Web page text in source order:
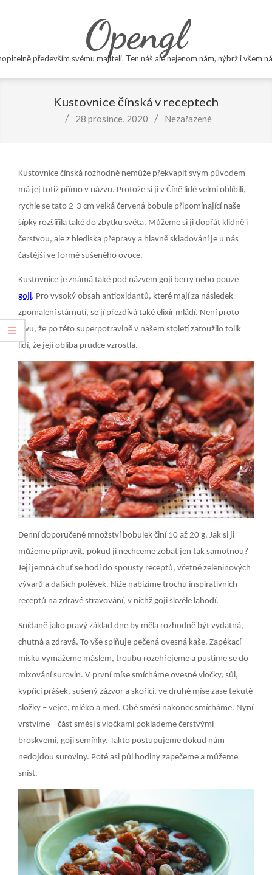
Opengl
především svému majiteli. Ten náš ale nejenom nám, nýbrž i všem
Kustovnice čínská v receptech
28 prosince, 2020 Nezařazené
Kustovnice čínská rozhodně nemůže překvapit svým původem –
má jej totiž přímo v názvu. Protože si ji v Číně lidé velmi oblíbili,
rychle se tato 2-3 cm velká červená bobule připomínající naše
šípky rozšířila také do zbytku světa. Můžeme si ji dopřát klidně i
čerstvou, ale z hlediska přepravy a hlavně skladování je u nás
častější ve formě sušeného ovoce.
Kustovnice je známá také pod názvem goji berry nebo pouze
goji. Pro vysoký obsah antioxidantů, které mají za následek
zpomalení stárnutí, se jí přezdívá také elixír mládí. Není proto
divu, že po této superpotravině v našem století zatoužilo tolik
lidí, že její obliba prudce vzrostla.
Denní doporučené množství bobulek činí 10 až 20 g. Jak si ji
můžeme připravit, pokud ji nechceme zobat jen tak samotnou?
Její jemná chuť se hodí do spousty receptů, včetně zeleninových
vývarů a dalších polévek. Níže nabízíme trochu inspirativních
receptů na zdravé stravování, v nichž goji skvěle lahodí.
Snídaně jako pravý základ dne by měla rozhodně být vydatná,
chutná a zdravá. To vše splňuje pečená ovesná kaše. Zapékací
misku vymažeme máslem, troubu rozehřejeme a pustíme se do
mixování surovin. V první míse smícháme ovesné vločky, sůl,
kypřící prášek, sušený zázvor a skořici, ve druhé míse zase tekuté
složky – vejce, mléko a med. Obě směsi nakonec smícháme. Nyní
vrstvíme – část směsi s vločkami poklademe čerstvými
broskvemi, goji semínky. Takto postupujeme dokud nám
nedojdou suroviny. Poté asi půl hodiny zapečeme a můžeme
sníst.